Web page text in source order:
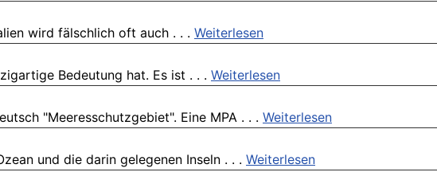
wird fälschlich oft auch . . . Weiterlesen
Bedeutung hat. Es ist . . . Weiterlesen
"Meeresschutzgebiet". Eine MPA . . . Weiterlesen
und die darin gelegenen Inseln . . . Weiterlesen